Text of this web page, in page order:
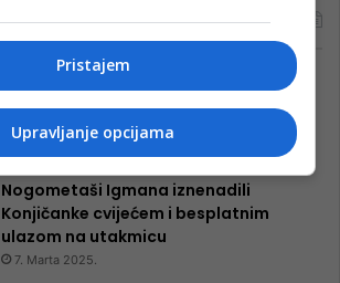
“Obrazovanje gradi BiH-Jovan Divjak“
– Konjic je u posljednje 22 godine imao
25 ​​stipendista
Nogometaši Igmana iznenadili
Konjičanke cvijećem i besplatnim
ulazom na utakmicu
7. Marta 2025.
Pristajem
Upravljanje opcijama